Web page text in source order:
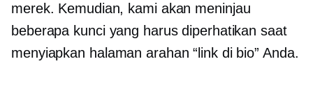
merek. Kemudian, kami akan meninjau
beberapa kunci yang harus diperhatikan saat
menyiapkan halaman arahan “link di bio” Anda.